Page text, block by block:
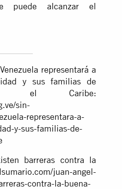
puede alcanzar el
representará a
y sus familias de
y el Caribe:
sin-
representara-a-
y-sus-familias-de-
barreras contra la
juan-angel-
contra-la-buena-